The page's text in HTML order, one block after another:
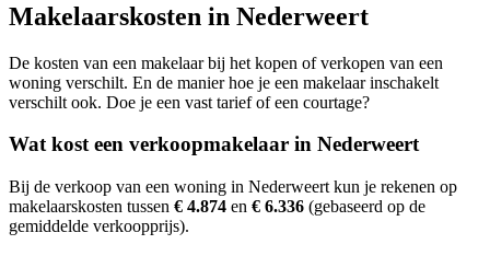
Makelaarskosten in Nederweert
De kosten van een makelaar bij het kopen of verkopen van een
woning verschilt. En de manier hoe je een makelaar inschakelt
verschilt ook. Doe je een vast tarief of een courtage?
Wat kost een verkoopmakelaar in Nederweert
Bij de verkoop van een woning in Nederweert kun je rekenen op
makelaarskosten tussen € 4.874 en € 6.336 (gebaseerd op de
gemiddelde verkoopprijs).